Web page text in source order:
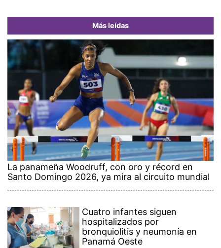
Más leídas
La panameña Woodruff, con oro y récord en
Santo Domingo 2026, ya mira al circuito mundial
Cuatro infantes siguen
hospitalizados por
bronquiolitis y neumonía en
Panamá Oeste